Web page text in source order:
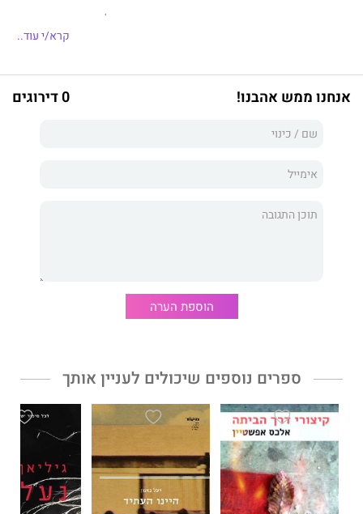
קורות חייו כמתואר בספרו הם מסכת מתמשכת של התמודדות עם
תנאי הכליאה הקשים במושבת העונשין מוכת המלריה ומחלות
למרות שהפרטים העיקריים בספרו נתמכים בעדויות נוספות, הרי
קרא/י עוד..
אנחנו ממש אהבנו! 0 דירוגים
הוספת הערה
ספרים נוספים שיכולים לעניין אותך